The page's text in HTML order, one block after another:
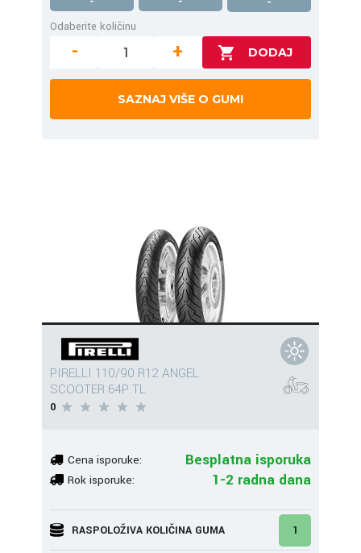
Odaberite količinu
- +
SAZNAJ VIŠE O GUMI
PIRELLI 110/90 R12 ANGEL
SCOOTER 64P TL
0
Cena isporuke: Besplatna isporuka
Rok isporuke: 1-2 radna dana
RASPOLOŽIVA KOLIČINA GUMA 1